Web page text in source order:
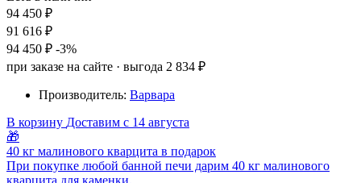
94 450 ₽
91 616 ₽
94 450 ₽ -3%
при заказе на сайте · выгода 2 834 ₽
Производитель: Варвара
В корзину Доставим с 14 августа
🎁
40 кг малинового кварцита в подарок
При покупке любой банной печи дарим 40 кг малинового